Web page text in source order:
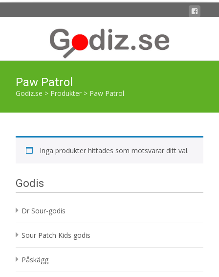
Paw Patrol
Godiz.se > Produkter > Paw Patrol
Inga produkter hittades som motsvarar ditt val.
Godis
Dr Sour-godis
Sour Patch Kids godis
Påskägg